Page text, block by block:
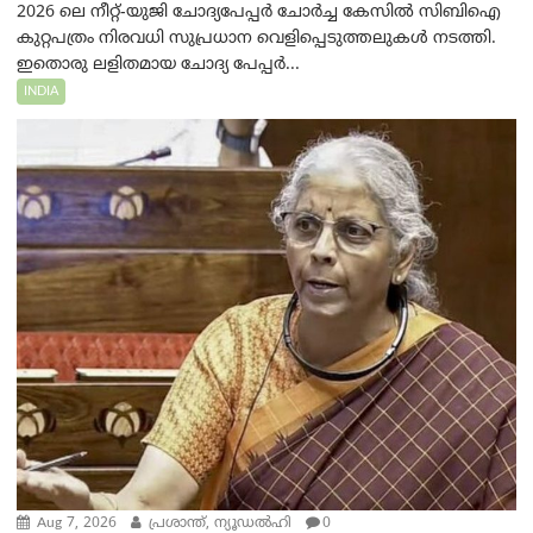
2026 ലെ നീറ്റ്-യുജി ചോദ്യപേപ്പർ ചോർച്ച കേസിൽ സിബിഐ
കുറ്റപത്രം നിരവധി സുപ്രധാന വെളിപ്പെടുത്തലുകൾ നടത്തി.
ഇതൊരു ലളിതമായ ചോദ്യ പേപ്പർ...
INDIA
Aug 7, 2026 പ്രശാന്ത്, ന്യൂഡല്‍ഹി 0